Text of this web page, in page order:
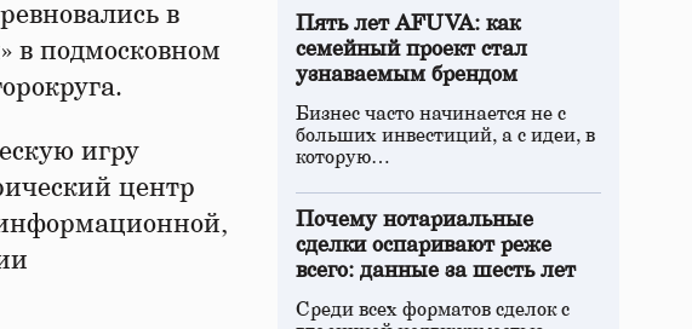
в
в подмосковном
игру
центр
Пять лет AFUVA: как
семейный проект стал
узнаваемым брендом
Бизнес часто начинается не с
больших инвестиций, а с идеи, в
которую…
Почему нотариальные
сделки оспаривают реже
всего: данные за шесть лет
Среди всех форматов сделок с